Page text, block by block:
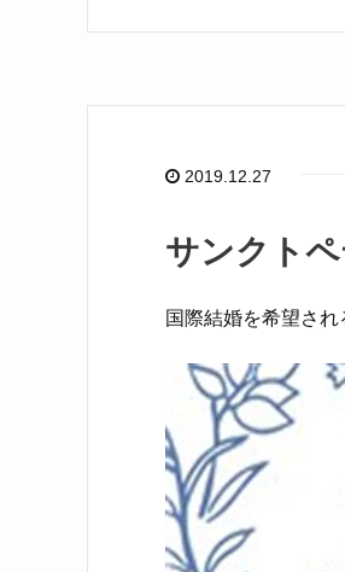
o
2019.12.27
サンクト
国際結婚を希望さ